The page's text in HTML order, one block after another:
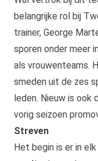
belangrijke rol bij
trainer, George
sporen onder meer
als vrouwenteams.
smeden uit de zes
leden. Nieuw is ook
vorig seizoen
Streven
Het begin is er in